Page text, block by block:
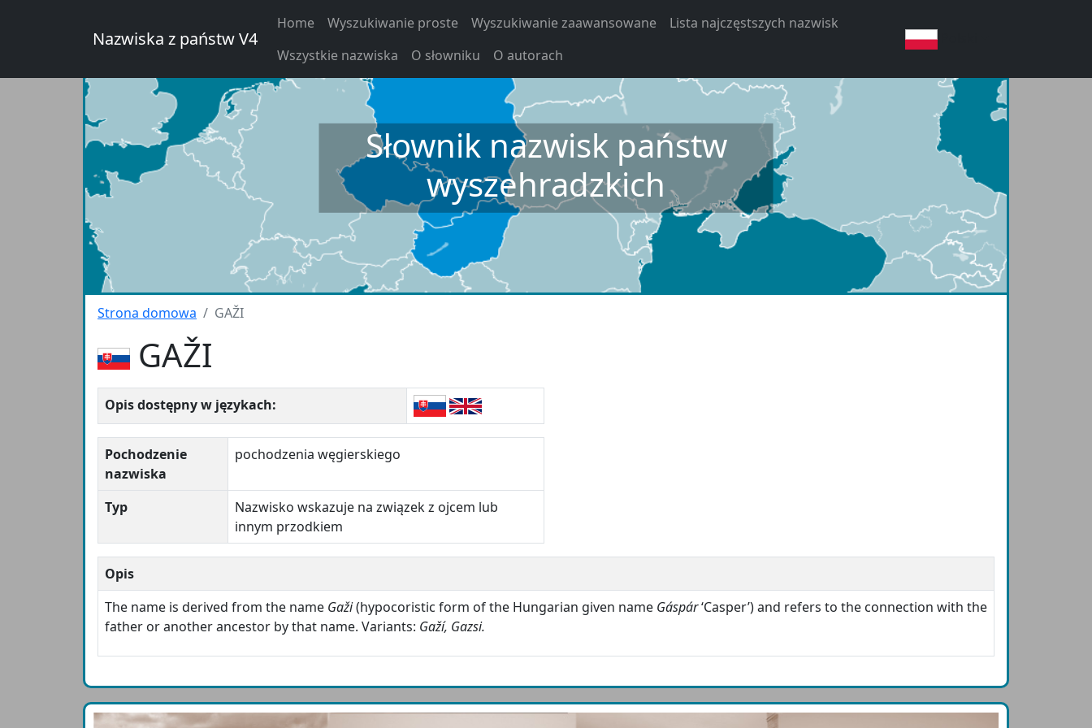
Nazwiska z państw V4
Home Wyszukiwanie proste Wyszukiwanie zaawansowane
Lista najczęstszych nazwisk
Wszystkie nazwiska
O słowniku O autorach
Słownik nazwisk państw
wyszehradzkich
Strona domowa GAŽI
GAŽI
Opis dostępny w językach:
Pochodzenie
nazwiska
pochodzenia węgierskiego
Typ
Nazwisko wskazuje na związek z ojcem lub
innym przodkiem
Opis
The name is derived from the name Gaži(hypocoristic form of the Hungarian given name Gáspár‘Casper’) and refers to the connection with the
father or another ancestor by that name. Variants: Gaží, Gazsi.